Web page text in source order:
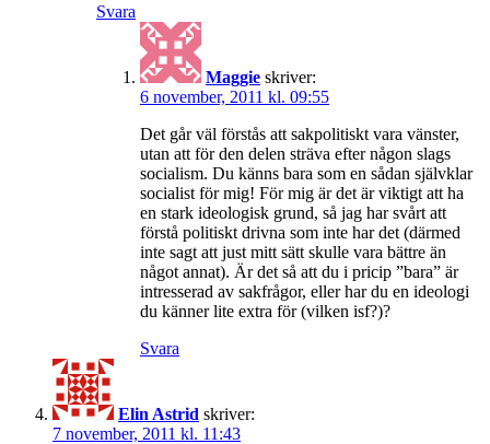
Svara
Maggie skriver:
6 november, 2011 kl. 09:55
Det går väl förstås att sakpolitiskt vara vänster,
utan att för den delen sträva efter någon slags
socialism. Du känns bara som en sådan självklar
socialist för mig! För mig är det är viktigt att ha
en stark ideologisk grund, så jag har svårt att
förstå politiskt drivna som inte har det (därmed
inte sagt att just mitt sätt skulle vara bättre än
något annat). Är det så att du i pricip ”bara” är
intresserad av sakfrågor, eller har du en ideologi
du känner lite extra för (vilken isf?)?
Svara
Elin Astrid skriver:
7 november, 2011 kl. 11:43